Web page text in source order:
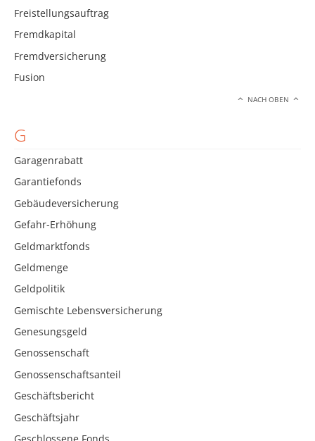
Freistellungsauftrag
Fremdkapital
Fremdversicherung
Fusion
NACH OBEN
G
Garagenrabatt
Garantiefonds
Gebäudeversicherung
Gefahr-Erhöhung
Geldmarktfonds
Geldmenge
Geldpolitik
Gemischte Lebensversicherung
Genesungsgeld
Genossenschaft
Genossenschaftsanteil
Geschäftsbericht
Geschäftsjahr